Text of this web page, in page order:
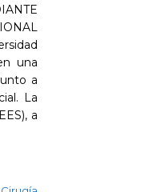
una
a
La
a